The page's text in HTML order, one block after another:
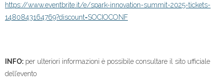
https://www.eventbrite.it/e/spark-innovation-summit-2025-tickets-
1480843164769?discount=SOCIOCONF
INFO: per ulteriori informazioni è possibile consultare il sito ufficiale
dell’evento